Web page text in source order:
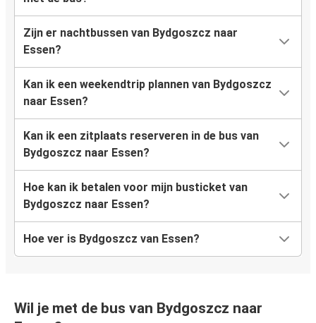
Zijn er nachtbussen van Bydgoszcz naar
Essen?
Kan ik een weekendtrip plannen van Bydgoszcz
naar Essen?
Kan ik een zitplaats reserveren in de bus van
Bydgoszcz naar Essen?
Hoe kan ik betalen voor mijn busticket van
Bydgoszcz naar Essen?
Hoe ver is Bydgoszcz van Essen?
Wil je met de bus van Bydgoszcz naar